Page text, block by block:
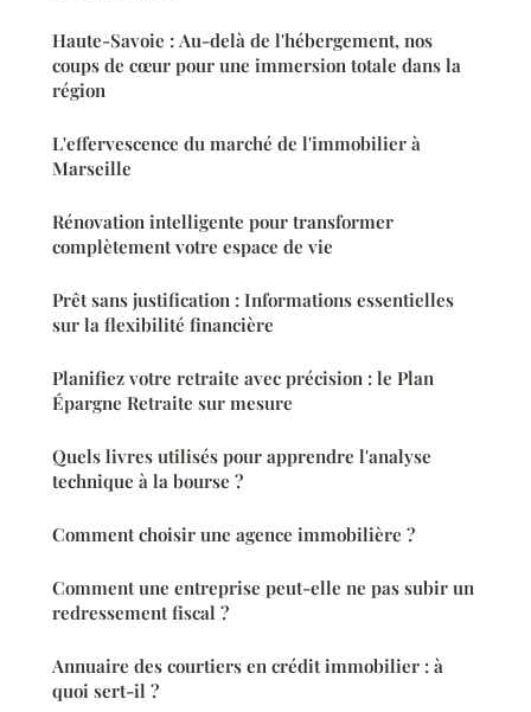
Haute-Savoie : Au-delà de l'hébergement, nos
coups de cœur pour une immersion totale dans la
région
L'effervescence du marché de l'immobilier à
Marseille
Rénovation intelligente pour transformer
complètement votre espace de vie
Prêt sans justification : Informations essentielles
sur la flexibilité financière
Planifiez votre retraite avec précision : le Plan
Épargne Retraite sur mesure
Quels livres utilisés pour apprendre l'analyse
technique à la bourse ?
Comment choisir une agence immobilière ?
Comment une entreprise peut-elle ne pas subir un
redressement fiscal ?
Annuaire des courtiers en crédit immobilier : à
quoi sert-il ?